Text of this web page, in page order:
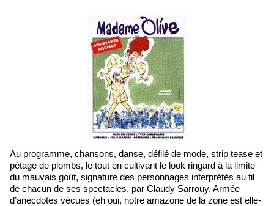
Au programme, chansons, danse, défilé de mode, strip tease et
pétage de plombs, le tout en cultivant le look ringard à la limite
du mauvais goût, signature des personnages interprétés au fil
de chacun de ses spectacles, par Claudy Sarrouy. Armée
d’anecdotes vécues (eh oui, notre amazone de la zone est elle-